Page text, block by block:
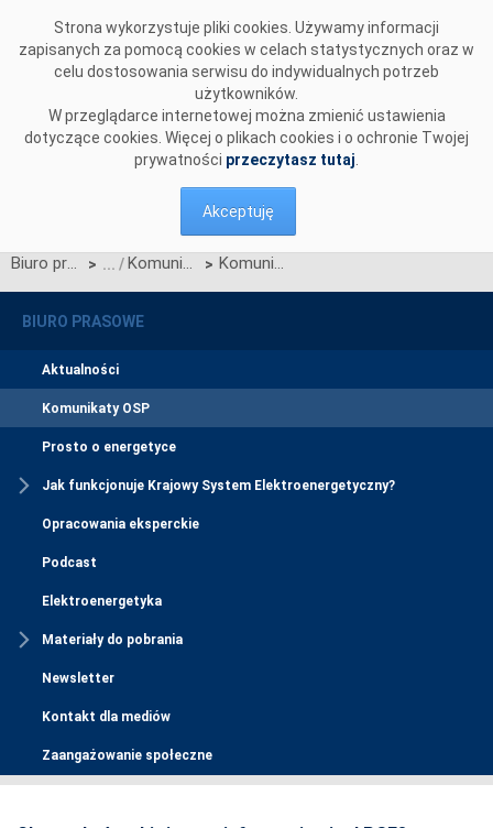
Strona wykorzystuje pliki cookies. Używamy informacji
zapisanych za pomocą cookies w celach statystycznych oraz w
celu dostosowania serwisu do indywidualnych potrzeb
użytkowników.
W przeglądarce internetowej można zmienić ustawienia
dotyczące cookies. Więcej o plikach cookies i o ochronie Twojej
prywatności przeczytasz tutaj
Akceptuję
Biuro prasowe > Komunikaty OSP > Komunikat OSP dotyczący zawieszenia procesu Jednolitego łączenia Rynków Dnia Bieżącego w dniu 26.08.2025.
BIURO PRASOWE
Aktualności
Komunikaty OSP
Prosto o energetyce
Jak funkcjonuje Krajowy System Elektroenergetyczny?
Opracowania eksperckie
Podcast
Elektroenergetyka
Materiały do pobrania
Newsletter
Kontakt dla mediów
Zaangażowanie społeczne